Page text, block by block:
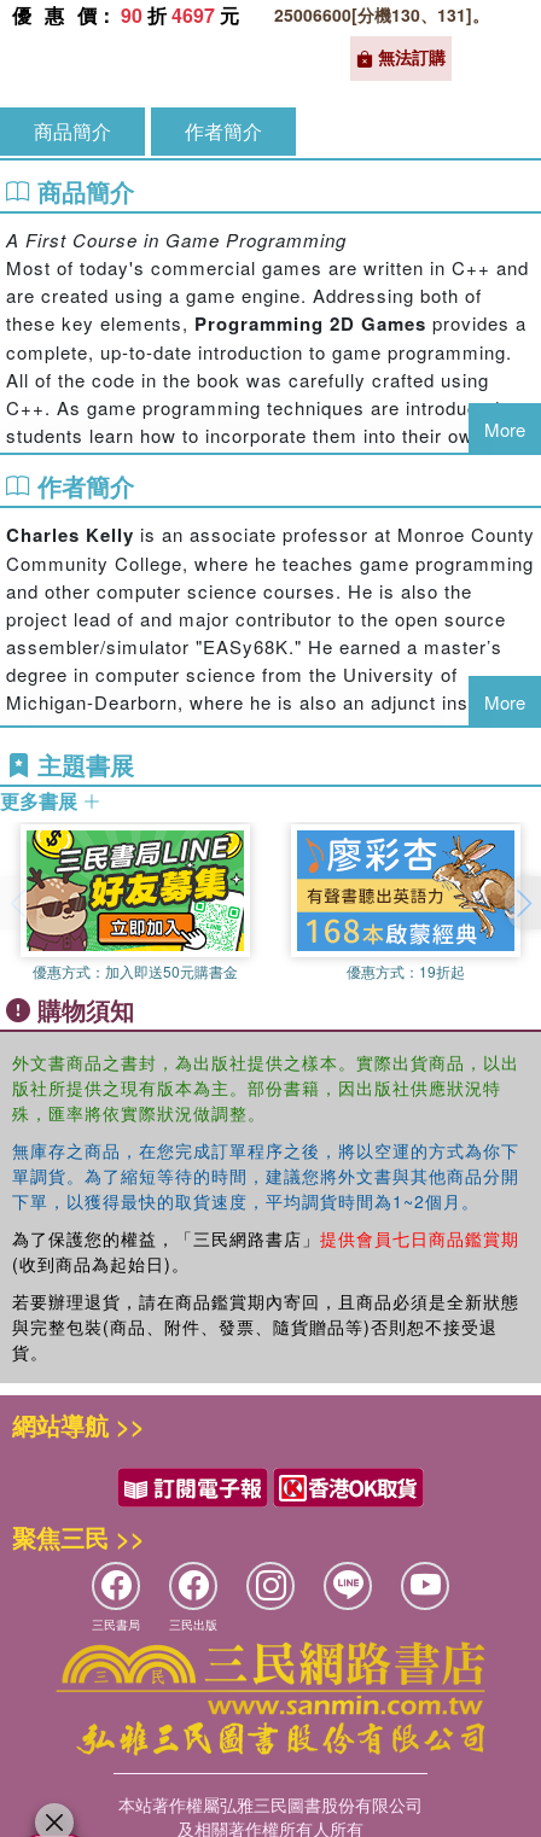
優惠價 ： 90折4697 元
25006600[分機130、131]。
無法訂購
商品簡介 作者簡介
商品簡介
A First Course in Game Programming
Most of today's commercial games are written in C++ and
are created using a game engine. Addressing both of
these key elements, Programming 2D Games provides a
complete, up-to-date introduction to game programming.
All of the code in the book was carefully crafted using
C++. As game programming techniques are introduced,
students learn how to incorporate them into their own
game engine and discover how to use the game engine to
create a complete game.
Enables Students to Create 2D Games
The text covers sprites, animation, collision detection,
sound, text display, game dashboards, special graphic
effects, tiled games, and network programming. It
systematically explains how to program DirectX
applications and emphasizes proper software engineering
techniques. Every topic is explained theoretically and with
working code examples. The example programs for each
chapter are available at www.programming2dgames.com.
More
作者簡介
Charles Kelly is an associate professor at Monroe County
Community College, where he teaches game programming
and other computer science courses. He is also the
project lead of and major contributor to the open source
assembler/simulator "EASy68K." He earned a master’s
degree in computer science from the University of
Michigan-Dearborn, where he is also an adjunct instructor.
More
主題書展
更多書展
優惠方式： 加入即送50元購書金 優惠方式： 19折起
購物須知
外文書商品之書封，為出版社提供之樣本。實際出貨商品，以出
版社所提供之現有版本為主。部份書籍，因出版社供應狀況特
殊，匯率將依實際狀況做調整。
無庫存之商品，在您完成訂單程序之後，將以空運的方式為你下
單調貨。為了縮短等待的時間，建議您將外文書與其他商品分開
下單，以獲得最快的取貨速度，平均調貨時間為1~2個月。
為了保護您的權益，「三民網路書店」 提供會員七日商品鑑賞期
(收到商品為起始日)。
若要辦理退貨，請在商品鑑賞期內寄回，且商品必須是全新狀態
與完整包裝(商品、附件、發票、隨貨贈品等)否則恕不接受退
貨。
網站導航 >>
聚焦三民 >>
三民書局 三民出版
本站著作權屬弘雅三民圖書股份有限公司
及相關著作權所有人所有